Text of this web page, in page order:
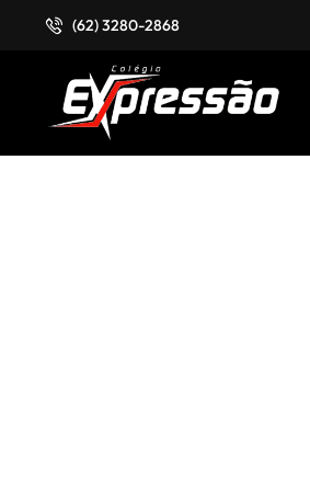
(62) 3280-2868